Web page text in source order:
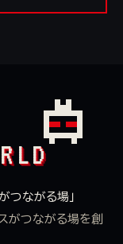
つながる場」
がつながる場を創